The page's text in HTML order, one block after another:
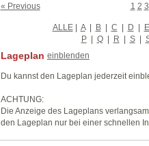
« Previous 1 2 3
ALLE| A | B | C | D | E
P | Q | R | S |
Lageplan einblenden
Du kannst den Lageplan jederzeit
ACHTUNG:
Die Anzeige des Lageplans
den Lageplan nur bei einer schnellen